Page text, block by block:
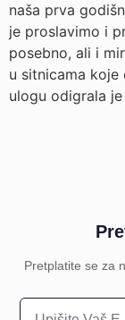
naša prva
je proslavimo i
posebno, ali i
u sitnicama koje
ulogu odigrala
Pretplatite se za